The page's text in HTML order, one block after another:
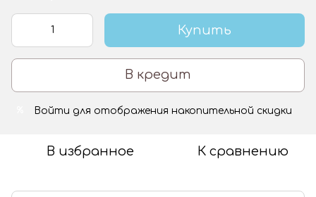
Купить
В кредит
Войти для отображения накопительной скидки
В избранное К сравнению